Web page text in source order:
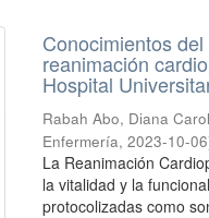
Conocimientos
reanimación
Hospital
Rabah Abo, Diana
Enfermería,2023-10-06
La Reanimación
la vitalidad y la
protocolizadas como